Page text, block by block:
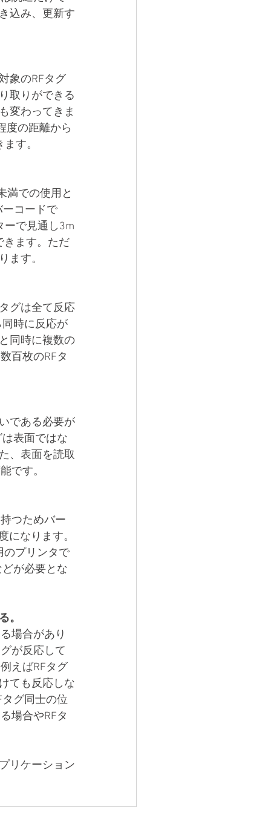
込み、更新す
象のRFタグ
取りができる
変わってきま
度の距離から
す。
満での使用と
コードで
ーで見通し3m
きます。ただ
ます。
グは全て反応
時に反応が
同時に複数の
百枚のRFタ
である必要が
表面ではな
、表面を読取
です。
つためバー
になります。
のプリンタで
が必要とな
。
場合があり
が反応して
えばRFタグ
ても反応しな
タグ同士の位
場合やRFタ
リケーション